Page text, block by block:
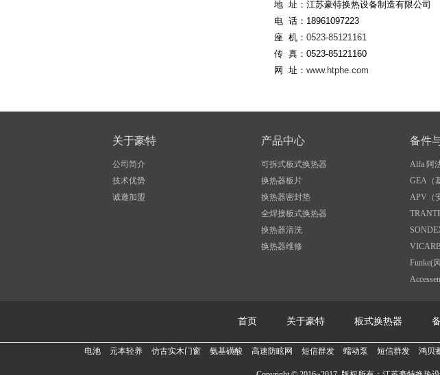
地 址：江苏豪特换热设备制造有限公司
电 话：18961097223
座 机： 0523-85121161
传 真：0523-85121160
网 址： www.htphe.com
关于豪特
公司简介
技术优势
诚邀加盟
产品中心
可拆式板式换热器
换热器板片
换热器密封垫
全焊接板式换热器
换热器清洗
换热器维修
备件
Alfa 阿
GEA（
APV（
Funke(
首页 关于豪特 板式换热器
元本轻养 仿古实木门窗 氨基磺酸 高速防眩网 短信群发 蠕动泵 短信群发 鸿贝蓄电池 喷码